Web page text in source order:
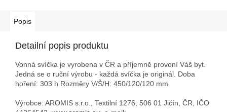
Popis
Detailní popis produktu
Vonná svíčka je vyrobena v ČR a příjemně provoní Váš byt.
Jedná se o ruční výrobu - každá svíčka je originál. Doba
hoření: 303 h Rozměry V/Š/H: 450/120/120 mm
Výrobce: AROMIS s.r.o., Textilní 1276, 506 01 Jičín, ČR, IČO